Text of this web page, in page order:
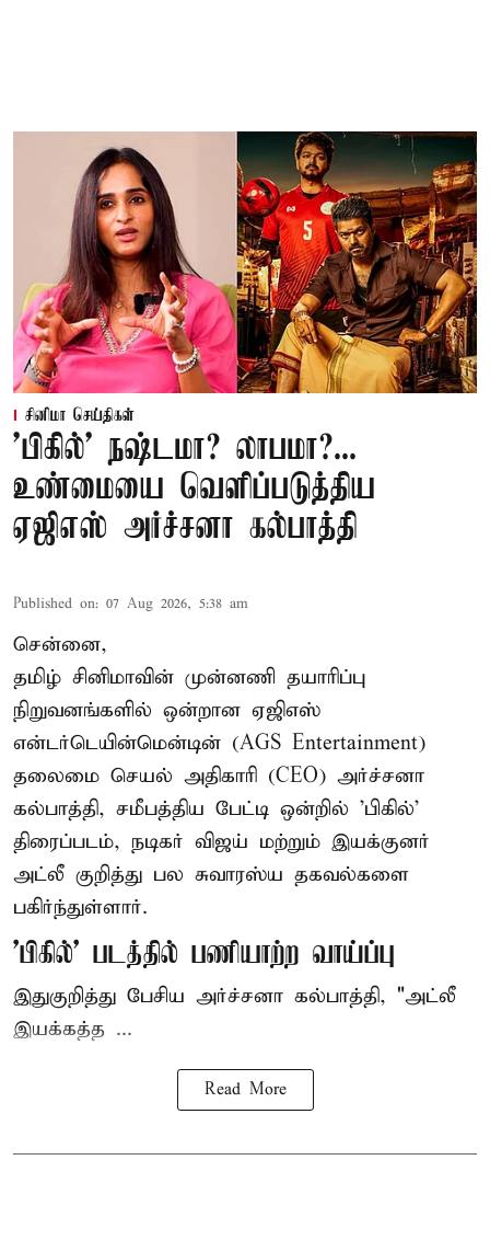
சினிமா செய்திகள்
'பிகில்' நஷ்டமா? லாபமா?...
உண்மையை வெளிப்படுத்திய
ஏஜிஎஸ் அர்ச்சனா கல்பாத்தி
Published on: 07 Aug 2026, 5:38 am
சென்னை,
தமிழ் சினிமாவின் முன்னணி தயாரிப்பு
நிறுவனங்களில் ஒன்றான ஏஜிஎஸ்
என்டர்டெயின்மென்டின் (AGS Entertainment)
தலைமை செயல் அதிகாரி (CEO) அர்ச்சனா
கல்பாத்தி, சமீபத்திய பேட்டி ஒன்றில் 'பிகில்'
திரைப்படம், நடிகர் விஜய் மற்றும் இயக்குனர்
அட்லீ குறித்து பல சுவாரஸ்ய தகவல்களை
பகிர்ந்துள்ளார்.
'பிகில்' படத்தில் பணியாற்ற வாய்ப்பு
இதுகுறித்து பேசிய அர்ச்சனா கல்பாத்தி, "அட்லீ
இயக்கத்த ...
Read More